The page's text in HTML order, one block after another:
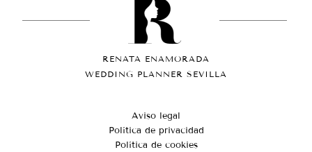
RENATA ENAMORADA
WEDDING PLANNER SEVILLA
Aviso legal
Política de privacidad
Política de cookies